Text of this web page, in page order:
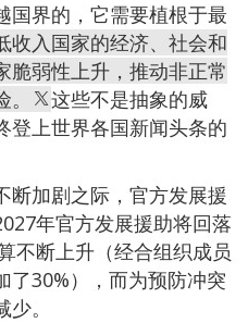
国界的，它需要植根于最
收入国家的经济、社会和
脆弱性上升，推动非正常
这些不是抽象的威
登上世界各国新闻头条的
断加剧之际，官方发展援
年官方发展援助将回落
不断上升（经合组织成员
了30%），而为预防冲突
。